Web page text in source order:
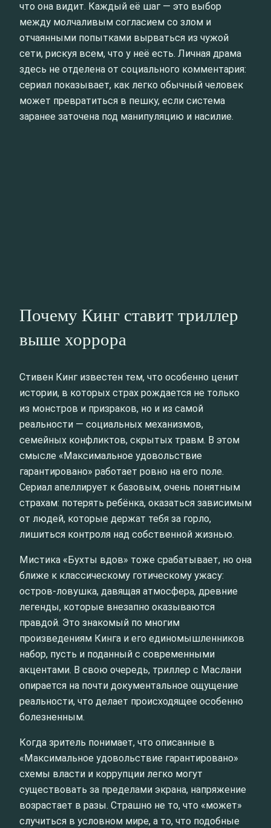
что она видит. Каждый её шаг — это выбор
между молчаливым согласием со злом и
отчаянными попытками вырваться из чужой
сети, рискуя всем, что у неё есть. Личная драма
здесь не отделена от социального комментария:
сериал показывает, как легко обычный человек
может превратиться в пешку, если система
заранее заточена под манипуляцию и насилие.
Почему Кинг ставит триллер
выше хоррора
Стивен Кинг известен тем, что особенно ценит
истории, в которых страх рождается не только
из монстров и призраков, но и из самой
реальности — социальных механизмов,
семейных конфликтов, скрытых травм. В этом
смысле «Максимальное удовольствие
гарантировано» работает ровно на его поле.
Сериал апеллирует к базовым, очень понятным
страхам: потерять ребёнка, оказаться зависимым
от людей, которые держат тебя за горло,
лишиться контроля над собственной жизнью.
Мистика «Бухты вдов» тоже срабатывает, но она
ближе к классическому готическому ужасу:
остров‑ловушка, давящая атмосфера, древние
легенды, которые внезапно оказываются
правдой. Это знакомый по многим
произведениям Кинга и его единомышленников
набор, пусть и поданный с современными
акцентами. В свою очередь, триллер с Маслани
опирается на почти документальное ощущение
реальности, что делает происходящее особенно
болезненным.
Когда зритель понимает, что описанные в
«Максимальное удовольствие гарантировано»
схемы власти и коррупции легко могут
существовать за пределами экрана, напряжение
возрастает в разы. Страшно не то, что «может»
случиться в условном мире, а то, что подобные